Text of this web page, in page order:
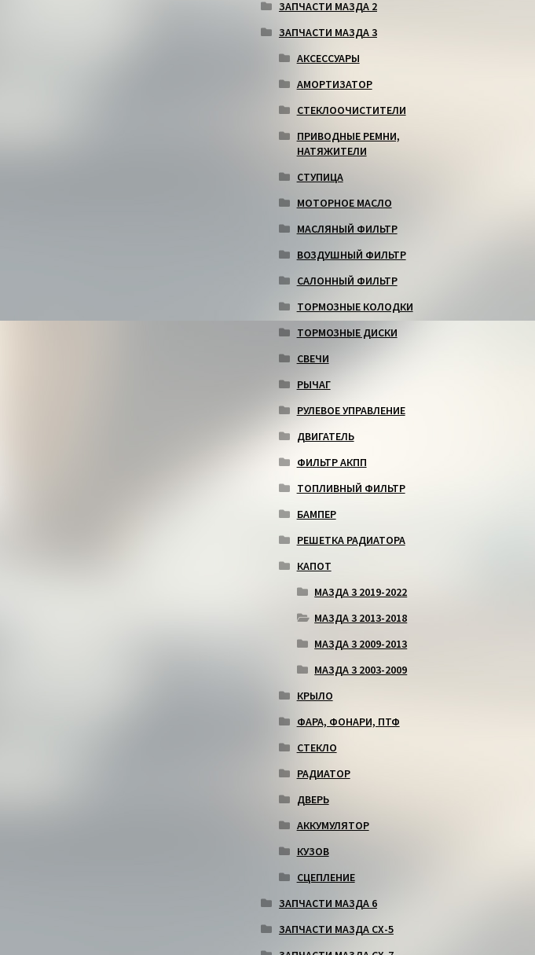
ЗАПЧАСТИ МАЗДА 2
ЗАПЧАСТИ МАЗДА 3
АКСЕССУАРЫ
АМОРТИЗАТОР
СТЕКЛООЧИСТИТЕЛИ
ПРИВОДНЫЕ РЕМНИ,
НАТЯЖИТЕЛИ
СТУПИЦА
МОТОРНОЕ МАСЛО
МАСЛЯНЫЙ ФИЛЬТР
ВОЗДУШНЫЙ ФИЛЬТР
САЛОННЫЙ ФИЛЬТР
ТОРМОЗНЫЕ КОЛОДКИ
ТОРМОЗНЫЕ ДИСКИ
СВЕЧИ
РЫЧАГ
РУЛЕВОЕ УПРАВЛЕНИЕ
ДВИГАТЕЛЬ
ФИЛЬТР АКПП
ТОПЛИВНЫЙ ФИЛЬТР
БАМПЕР
РЕШЕТКА РАДИАТОРА
КАПОТ
МАЗДА 3 2019-2022
МАЗДА 3 2013-2018
МАЗДА 3 2009-2013
МАЗДА 3 2003-2009
КРЫЛО
ФАРА, ФОНАРИ, ПТФ
СТЕКЛО
РАДИАТОР
ДВЕРЬ
АККУМУЛЯТОР
КУЗОВ
СЦЕПЛЕНИЕ
ЗАПЧАСТИ МАЗДА 6
ЗАПЧАСТИ МАЗДА СХ-5